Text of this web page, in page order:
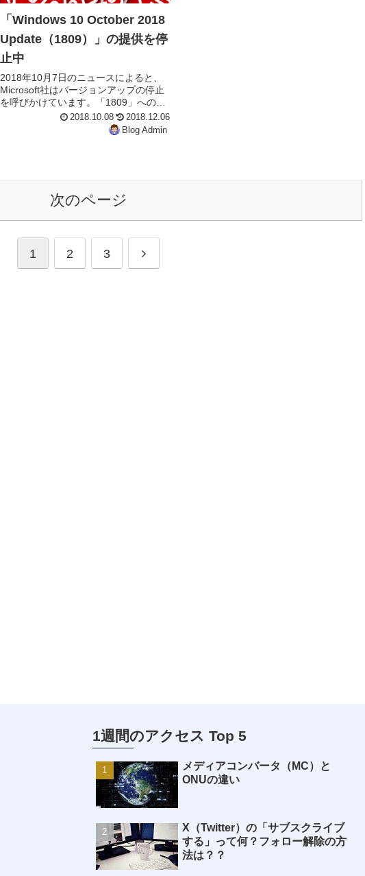
「Windows 10 October 2018
Update（1809）」の提供を停
止中
2018年10月7日のニュースによると、
Microsoft社はバージョンアップの停止
を呼びかけています。「1809」へのバ
ージョンアップで、『ドキュメント』
フォルダー内のファイルが焼失する問
2018.10.08
2018.12.06
Blog Admin
次のページ
1 2 3 次
1週間のアクセス Top 5
メディアコンバータ（MC）と
ONUの違い
X（Twitter）の「サブスクライブ
する」って何？フォロー解除の方
法は？？